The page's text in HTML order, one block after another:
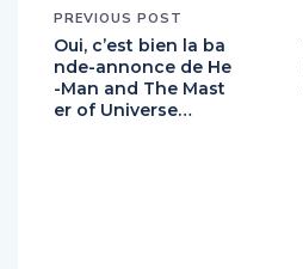
PREVIOUS POST
Oui, c’est bien la ba
nde-annonce de He
-Man and The Mast
er of Universe…